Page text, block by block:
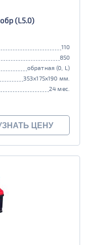
(L5.0)
110
850
обратная (0, L)
353x175x190 мм.
24 мес.
ЦЕНУ